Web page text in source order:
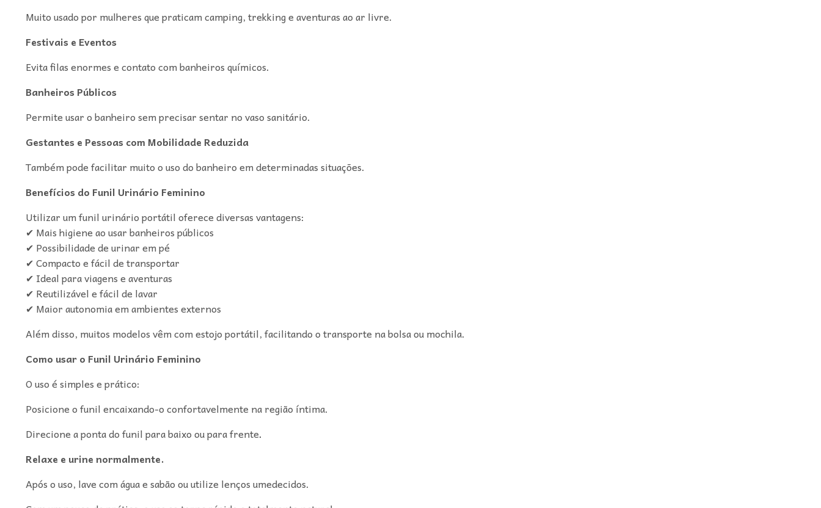
Muito usado por mulheres que praticam camping, trekking e aventuras ao ar livre.
Festivais e Eventos
Evita filas enormes e contato com banheiros químicos.
Banheiros Públicos
Permite usar o banheiro sem precisar sentar no vaso sanitário.
Gestantes e Pessoas com Mobilidade Reduzida
Também pode facilitar muito o uso do banheiro em determinadas situações.
Benefícios do Funil Urinário Feminino
Utilizar um funil urinário portátil oferece diversas vantagens:
✔ Mais higiene ao usar banheiros públicos
✔ Possibilidade de urinar em pé
✔ Compacto e fácil de transportar
✔ Ideal para viagens e aventuras
✔ Reutilizável e fácil de lavar
✔ Maior autonomia em ambientes externos
Além disso, muitos modelos vêm com estojo portátil, facilitando o transporte na bolsa ou mochila.
Como usar o Funil Urinário Feminino
O uso é simples e prático:
Posicione o funil encaixando-o confortavelmente na região íntima.
Direcione a ponta do funil para baixo ou para frente.
Relaxe e urine normalmente.
Após o uso, lave com água e sabão ou utilize lenços umedecidos.